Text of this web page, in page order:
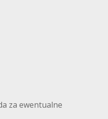
za ewentualne